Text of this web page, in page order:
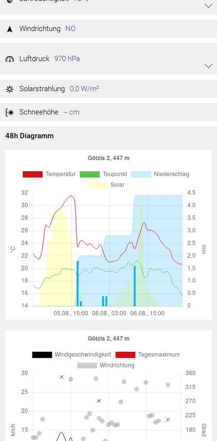
Akkordeon auf-/zuklappen
81 % Tag max.
72 %
Windrichtung NO
Luftdruck 970 hPa Akkordeon auf-/zuklappen
970 hPa Tag max.
Solarstrahlung 0,0 W/m²
Schneehöhe -- cm
48h Diagramm